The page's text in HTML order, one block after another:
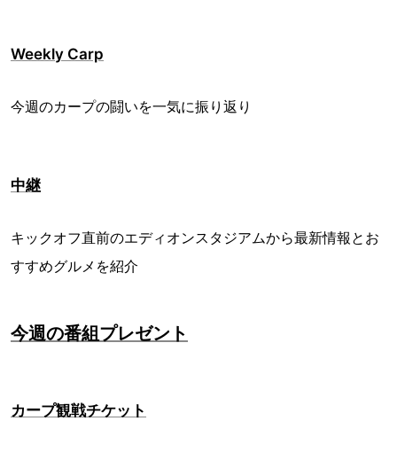
Weekly Carp
今週のカープの闘いを一気に振り返り
中継
キックオフ直前のエディオンスタジアムから最新情報とお
すすめグルメを紹介
今週の番組プレゼント
カープ観戦チケット